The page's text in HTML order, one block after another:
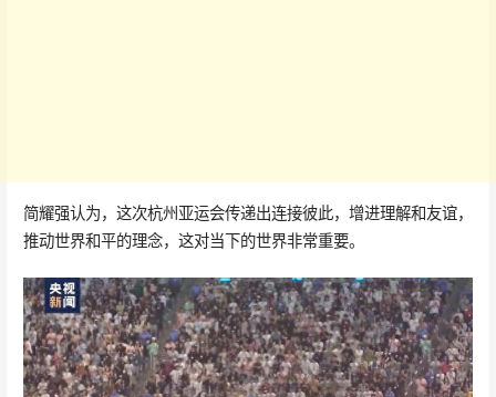
简耀强认为，这次杭州亚运会传递出连接彼此，增进理解和友谊，
推动世界和平的理念，这对当下的世界非常重要。